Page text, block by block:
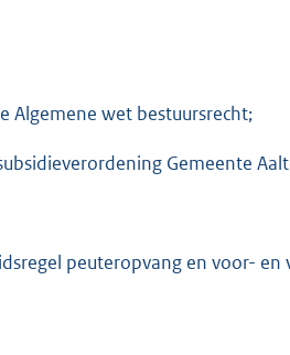
Algemene wet bestuursrecht;
Gemeente
peuteropvang en voor-